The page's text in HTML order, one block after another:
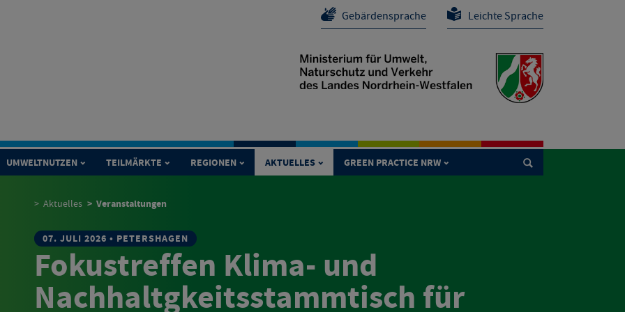
Gebärdensprache Leichte Sprache
UMWELTNUTZEN TEILMÄRKTE REGIONEN AKTUELLES GREEN PRACTICE NRW 
Aktuelles Veranstaltungen
07. JULI 2026 • PETERSHAGEN
Fokustreffen Klima- und
Nachhaltgkeitsstammtisch für